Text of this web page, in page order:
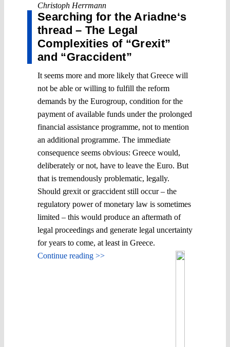
Christoph Herrmann
Searching for the Ariadne‘s
thread – The Legal
Complexities of “Grexit”
and “Graccident”
It seems more and more likely that Greece will
not be able or willing to fulfill the reform
demands by the Eurogroup, condition for the
payment of available funds under the prolonged
financial assistance programme, not to mention
an additional programme. The immediate
consequence seems obvious: Greece would,
deliberately or not, have to leave the Euro. But
that is tremendously problematic, legally.
Should grexit or graccident still occur – the
regulatory power of monetary law is sometimes
limited – this would produce an aftermath of
legal proceedings and generate legal uncertainty
for years to come, at least in Greece.
Continue reading >>